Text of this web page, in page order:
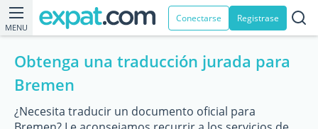
MENU
Conectarse Registrase
Obtenga una traducción jurada para
Bremen
¿Necesita traducir un documento oficial para